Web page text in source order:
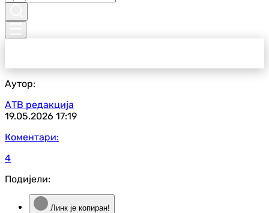
Аутор:
АТВ редакција
19.05.2026 17:19
Коментари:
4
Подијели:
Линк је копиран!